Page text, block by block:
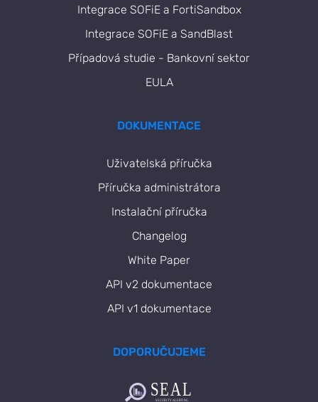
Integrace SOFiE a FortiSandbox
Integrace SOFiE a SandBlast
Případová studie - Bankovní sektor
EULA
DOKUMENTACE
Uživatelská příručka
Příručka administrátora
Instalační příručka
Changelog
White Paper
API v2 dokumentace
API v1 dokumentace
DOPORUČUJEME